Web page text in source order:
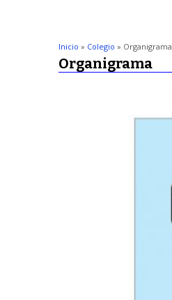
Inicio » Colegio » Organigrama
Organigrama